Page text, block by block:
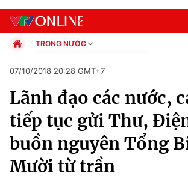
Chuyên mục
Chính trị
Xã hội
TRONG NƯỚC
Xã hội
Pháp luật
Thể thao
Truyền hình
Văn hóa - Giải trí
Y tế
07/10/2018 20:28 GMT+7
Lãnh đạo các nước,
tiếp tục gửi Thư,
buồn nguyên Tổng
Mười từ trần